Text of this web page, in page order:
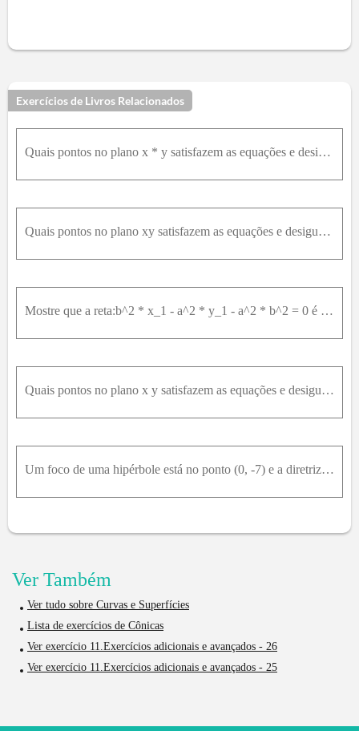
Exercícios de Livros Relacionados
Quais pontos no plano x * y satisfazem as equações e desigualdades nos Exercícios 11-16? Desenhe uma figura para cada exercício.(x^2 - y^2 - 1) / (x^2 + y^2 - 25) + (x^2 + 4y^2 - 4) = 0
Quais pontos no plano xy satisfazem as equações e desigualdades nos Exercícios 11-16? Desenhe uma figura para cada exercício.(x + y) = x^2 + y^2 - 1 = 0
Mostre que a reta:b^2 * x_1 - a^2 * y_1 - a^2 * b^2 = 0 é tangente à hipérbole b^2 * x^2 - a^2 * y^2 - a^2 * b^2 = 0 no ponto (x₁, y₁) na hipérbole.
Quais pontos no plano x y satisfazem as equações e desigualdades nos Exercícios 11-16? Desenhe uma figura para cada exercício.(x^2 / 9) - (y^2 / 16) ≤ 1
Um foco de uma hipérbole está no ponto (0, -7) e a diretriz correspondente é a reta y = -1 . Encontre uma equação para a hipérbole se sua excentricidade for (a) 2, (b) 5.
Ver Também
Ver tudo sobre Curvas e Superfícies
Lista de exercícios de Cônicas
Ver exercício 11.Exercícios adicionais e avançados - 26
Ver exercício 11.Exercícios adicionais e avançados - 25